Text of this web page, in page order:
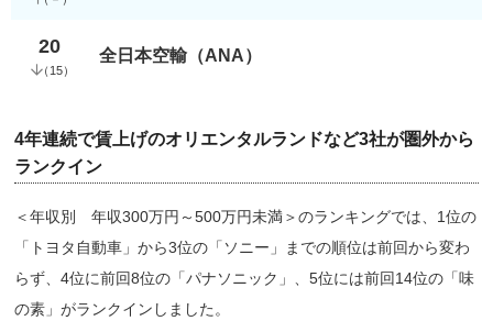
20
（ 15）
全日本空輸（ANA）
4年連続で賃上げのオリエンタルランドなど3社が圏外から
ランクイン
＜年収別 年収300万円～500万円未満＞のランキングでは、1位の
「トヨタ自動車」から3位の「ソニー」までの順位は前回から変わ
らず、4位に前回8位の「パナソニック」、5位には前回14位の「味
の素」がランクインしました。